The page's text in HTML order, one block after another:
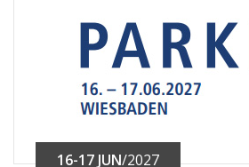
16-17 JUN/2027